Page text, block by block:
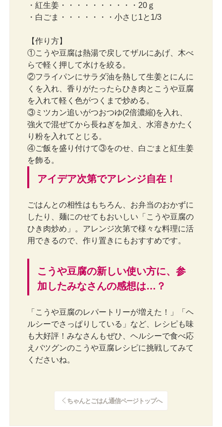
・紅生姜・・・・・・・・・・20ｇ
・白ごま・・・・・・・小さじ1と1/3
【作り方】
①こうや豆腐は熱湯で戻してザルにあげ、木べ
らで軽く押して水けを絞る。
②フライパンにサラダ油を熱して生姜とにんに
くを入れ、香りがたったらひき肉とこうや豆腐
を入れて軽く色がつくまで炒める。
③ミツカン追いがつおつゆ(2倍濃縮)を入れ、
強火で混ぜてから長ねぎを加え、水溶きかたく
り粉を入れてとじる。
④ご飯を盛り付けて③をのせ、白ごまと紅生姜
を飾る。
アイデア次第でアレンジ自在！
ごはんとの相性はもちろん、お弁当のおかずに
したり、麺にのせてもおいしい「こうや豆腐の
ひき肉炒め」。アレンジ次第で様々な料理に活
用できるので、作り置きにもおすすめです。
こうや豆腐の新しい使い方に、参
加したみなさんの感想は…？
「こうや豆腐のレパートリーが増えた！」「ヘ
ルシーでさっぱりしている」など、レシピも味
も大好評！みなさんもぜひ、ヘルシーで食べ応
えバツグンのこうや豆腐レシピに挑戦してみて
くださいね。
ちゃんとごはん通信ページトップへ